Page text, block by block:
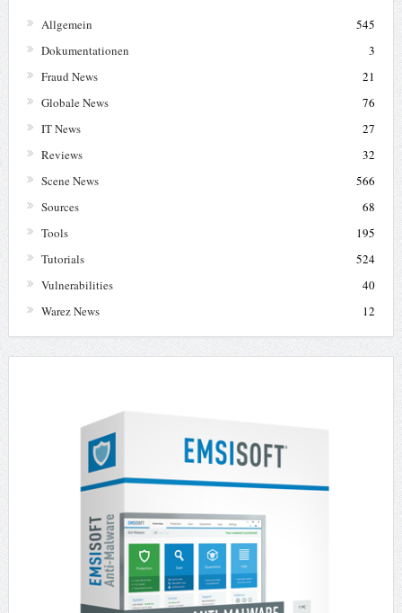
Allgemein
545
Dokumentationen
3
Fraud News
21
Globale News
76
IT News
27
Reviews
32
Scene News
566
Sources
68
Tools
195
Tutorials
524
Vulnerabilities
40
Warez News
12